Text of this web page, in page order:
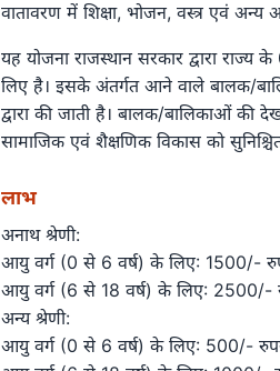
वातावरण में शिक्षा, भोजन, वस्त्र एवं
यह योजना राजस्थान सरकार द्वारा
लिए है। इसके अंतर्गत आने वाले बालक/
द्वारा की जाती है। बालक/बालिकाओं की
सामाजिक एवं शैक्षणिक विकास को
लाभ
अनाथ श्रेणी:
आयु वर्ग (0 से 6 वर्ष) के लिए: 1500/-
आयु वर्ग (6 से 18 वर्ष) के लिए: 2500/-
अन्य श्रेणी:
आयु वर्ग (0 से 6 वर्ष) के लिए: 500/- रुपये